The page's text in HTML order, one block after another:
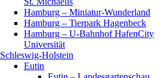
Hamburg – Miniatur-Wunderland
Hamburg – Tierpark Hagenbeck
Hamburg – U-Bahnhof HafenCity
Universität
Schleswig-Holstein
Eutin